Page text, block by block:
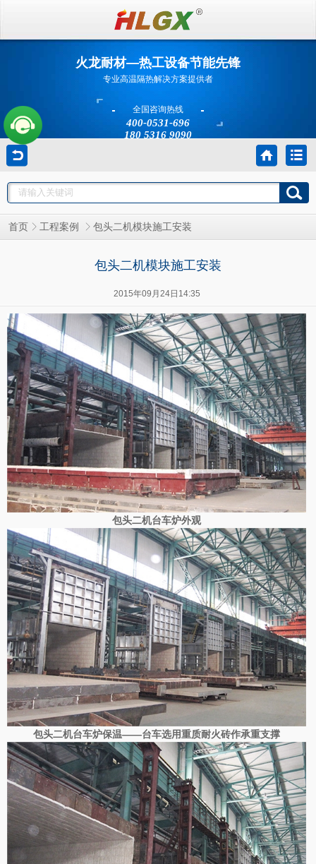
火龙耐材—热工设备节能先锋
专业高温隔热解决方案提供者
全国咨询热线
400-0531-696
180 5316 9090
首页 工程案例 包头二机模块施工安装
包头二机模块施工安装
2015年09月24日14:35
包头二机台车炉外观
包头二机台车炉保温——台车选用重质耐火砖作承重支撑